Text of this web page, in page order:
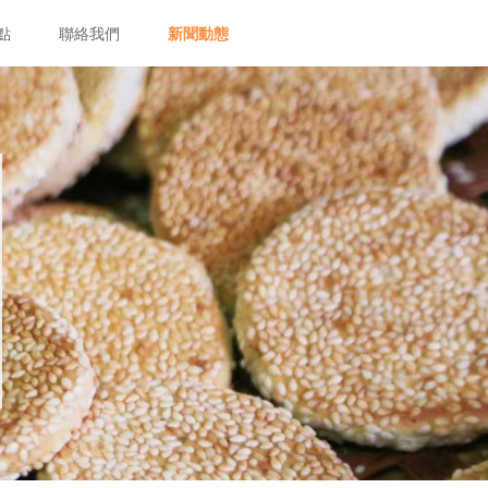
聯絡我們 新聞動態